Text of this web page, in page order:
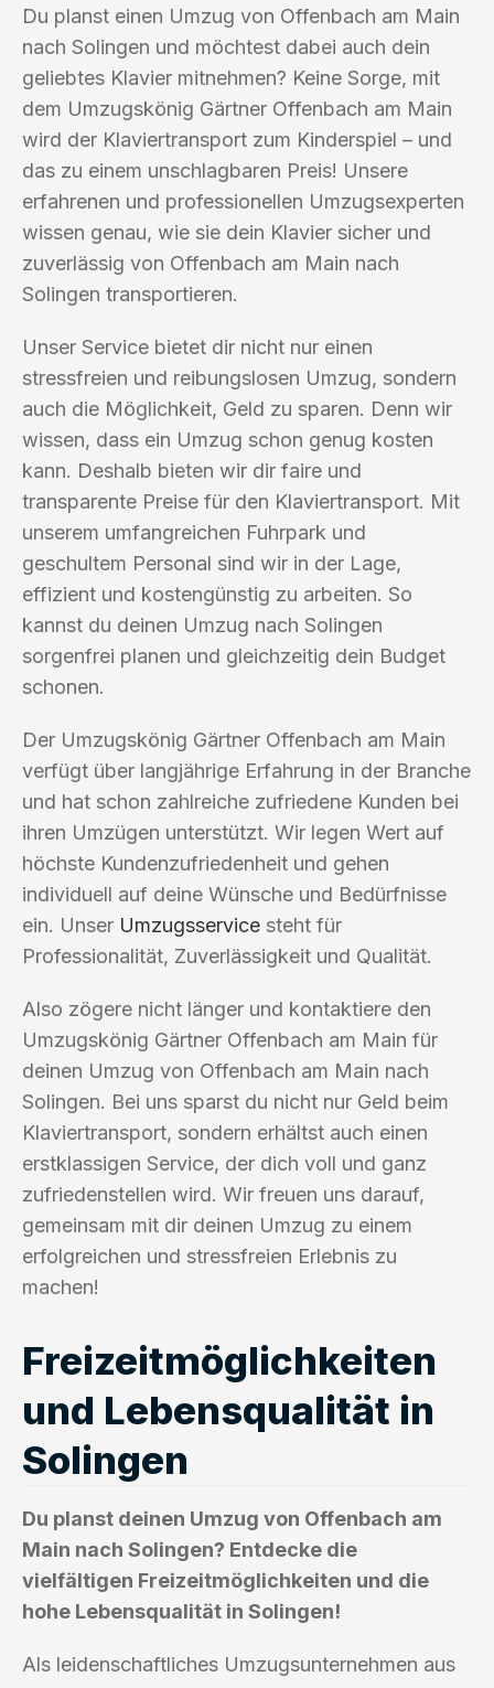
Du planst einen Umzug von Offenbach am Main
nach Solingen und möchtest dabei auch dein
geliebtes Klavier mitnehmen? Keine Sorge, mit
dem Umzugskönig Gärtner Offenbach am Main
wird der Klaviertransport zum Kinderspiel – und
das zu einem unschlagbaren Preis! Unsere
erfahrenen und professionellen Umzugsexperten
wissen genau, wie sie dein Klavier sicher und
zuverlässig von Offenbach am Main nach
Solingen transportieren.
Unser Service bietet dir nicht nur einen
stressfreien und reibungslosen Umzug, sondern
auch die Möglichkeit, Geld zu sparen. Denn wir
wissen, dass ein Umzug schon genug kosten
kann. Deshalb bieten wir dir faire und
transparente Preise für den Klaviertransport. Mit
unserem umfangreichen Fuhrpark und
geschultem Personal sind wir in der Lage,
effizient und kostengünstig zu arbeiten. So
kannst du deinen Umzug nach Solingen
sorgenfrei planen und gleichzeitig dein Budget
schonen.
Der Umzugskönig Gärtner Offenbach am Main
verfügt über langjährige Erfahrung in der Branche
und hat schon zahlreiche zufriedene Kunden bei
ihren Umzügen unterstützt. Wir legen Wert auf
höchste Kundenzufriedenheit und gehen
individuell auf deine Wünsche und Bedürfnisse
ein. Unser Umzugsservice steht für
Professionalität, Zuverlässigkeit und Qualität.
Also zögere nicht länger und kontaktiere den
Umzugskönig Gärtner Offenbach am Main für
deinen Umzug von Offenbach am Main nach
Solingen. Bei uns sparst du nicht nur Geld beim
Klaviertransport, sondern erhältst auch einen
erstklassigen Service, der dich voll und ganz
zufriedenstellen wird. Wir freuen uns darauf,
gemeinsam mit dir deinen Umzug zu einem
erfolgreichen und stressfreien Erlebnis zu
machen!
Freizeitmöglichkeiten
und Lebensqualität in
Solingen
Du planst deinen Umzug von Offenbach am
Main nach Solingen? Entdecke die
vielfältigen Freizeitmöglichkeiten und die
hohe Lebensqualität in Solingen!
Als leidenschaftliches Umzugsunternehmen aus